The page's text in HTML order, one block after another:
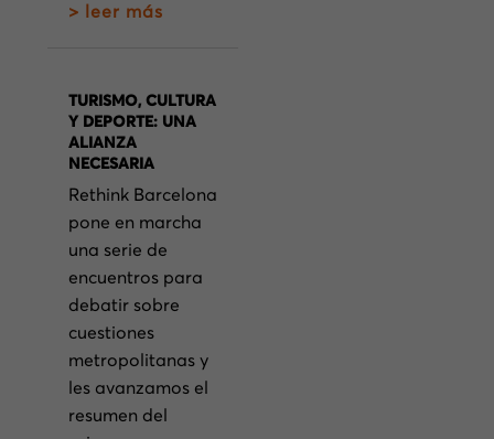
> leer más
TURISMO, CULTURA
Y DEPORTE: UNA
ALIANZA
NECESARIA
Rethink Barcelona
pone en marcha
una serie de
encuentros para
debatir sobre
cuestiones
metropolitanas y
les avanzamos el
resumen del